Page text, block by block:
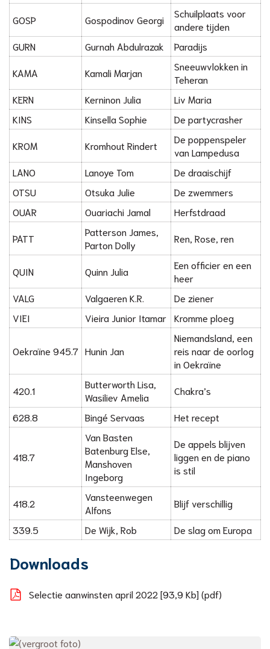
GOSP Gospodinov Georgi
Schuilplaats voor
andere tijden
GURN
Gurnah Abdulrazak Paradijs
KAMA Kamali Marjan
Sneeuwvlokken in
Teheran
KERN
Kerninon Julia
Liv Maria
KINS
Kinsella Sophie De partycrasher
KROM Kromhout Rindert
De poppenspeler
van Lampedusa
LANO
Lanoye Tom
De draaischijf
OTSU
Otsuka Julie
De zwemmers
OUAR
Ouariachi Jamal Herfstdraad
PATT
Patterson James,
Parton Dolly
Ren, Rose, ren
QUIN Quinn Julia
Een officier en een
heer
VALG
Valgaeren K.R.
De ziener
VIEI
Vieira Junior Itamar Kromme ploeg
Oekraïne 945.7 Hunin Jan
Niemandsland, een
reis naar de oorlog
in Oekraïne
420.1
Butterworth Lisa,
Wasiliev Amelia
Chakra’s
628.8 Bingé Servaas Het recept
418.7
Van Basten
Batenburg Else,
Manshoven
Ingeborg
De appels blijven
liggen en de piano
is stil
418.2
Vansteenwegen
Alfons
Blijf verschillig
339.5 De Wijk, Rob De slag om Europa
Downloads
Selectie aanwinsten april 2022 93,9 Kb pdf